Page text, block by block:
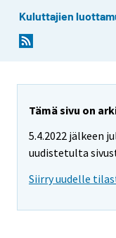
Kuluttajien
Tämä sivu on
5.4.2022 jälkeen
uudistetulta
Siirry uudelle